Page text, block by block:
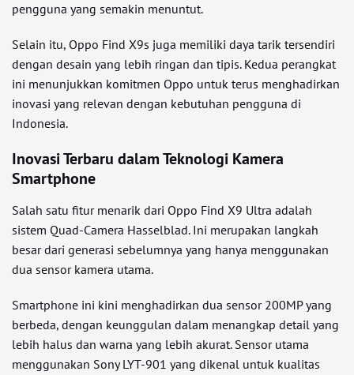
pengguna yang semakin menuntut.
Selain itu, Oppo Find X9s juga memiliki daya tarik tersendiri
dengan desain yang lebih ringan dan tipis. Kedua perangkat
ini menunjukkan komitmen Oppo untuk terus menghadirkan
inovasi yang relevan dengan kebutuhan pengguna di
Indonesia.
Inovasi Terbaru dalam Teknologi Kamera
Smartphone
Salah satu fitur menarik dari Oppo Find X9 Ultra adalah
sistem Quad-Camera Hasselblad. Ini merupakan langkah
besar dari generasi sebelumnya yang hanya menggunakan
dua sensor kamera utama.
Smartphone ini kini menghadirkan dua sensor 200MP yang
berbeda, dengan keunggulan dalam menangkap detail yang
lebih halus dan warna yang lebih akurat. Sensor utama
menggunakan Sony LYT-901 yang dikenal untuk kualitas